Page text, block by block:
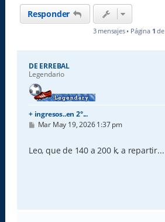
Responder
3 mensajes • Página 1 de
DE ERREBAL
Legendario
+ ingresos..en 2°...
M
s
a
Mar May 19, 2026 1:37 pm
Leo, que de 140 a 200 k, a repartir...